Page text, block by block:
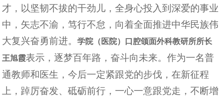
才，以坚韧不拔的干劲儿，全身心投入到深爱的事业
中，矢志不渝，笃行不怠，向着全面推进中华民族伟
大复兴奋勇前进。学院（医院）口腔颌面外科教研所所长
王旭霞表示，逐梦百年路，奋斗向未来。作为一名普
通教师和医生，今后一定紧跟党的步伐，在新征程
上，踔厉奋发、砥砺前行，一心一意跟党走，不断增